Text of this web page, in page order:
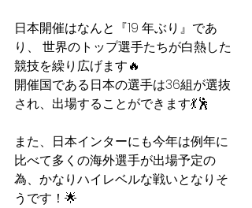
日本開催はなんと『19 年ぶり』であ
り、 世界のトップ選手たちが白熱した
競技を繰り広げます🔥
開催国である日本の選手は36組が選抜
され、出場することができます💃🕺
また、日本インターにも今年は例年に
比べて多くの海外選手が出場予定の
為、かなりハイレベルな戦いとなりそ
うです！🌟